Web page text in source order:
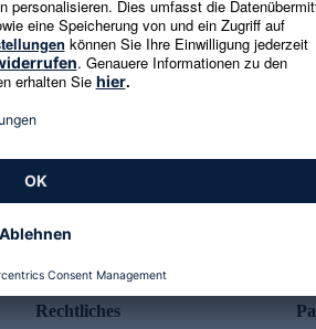
Es gelten die Datenschutzrichtlinienund die
Kundenbewertung
Rechtliches